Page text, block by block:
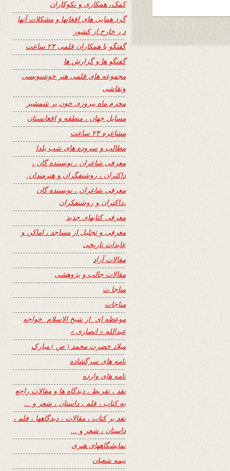
کمک، همکاری و نکوکاران
گرد همایی های افغانها و مشکلات آنها
د ر خارج از کشور
گفتگو با همکاران قلمی ۲۴ ساعت
گفتگو ها و گزارش ها
مجموعه های قلمی هنر خوشنویسی
ونقاشی
محرم ماه پیروزی خون بر شمشیر
مسایل جهان ، منطقه و افغانستان
مشاعره ۲۴ ساعت
مطالب و سروده های شب یلدا
معرفی شاعران ، نویسنده گان ،
داکتران ، روشنفگران و هنرمندان.
معرفی شاعران ، نویسنده گان
،داکتران و روشنفکران
معرفی کتابهای جدید
معرفی و تجلیل از مساجد ، اماکن و
عابدات تاریخی
مقالات آزاد
مقالات جالب و پژوهشی
مناجا ت
مناجات
موعظه ای از شیخ الاسلام خواجه
عبدالله « انصاری »
میلاد حضرت محمد ( ص ) مبارک
نامه های سرگشاده
نامه های وارده
نفد ، تقریظ ، دیدگاه ها و مقالات راجع
به کتاب ، فلم ، داستان ، شعر و …
نفد بر کتاب ، مقالات ، دیدگاهها ، فلم ،
داستان ، شعر و …
نمایشگاههای هنری
نیمه شعبان